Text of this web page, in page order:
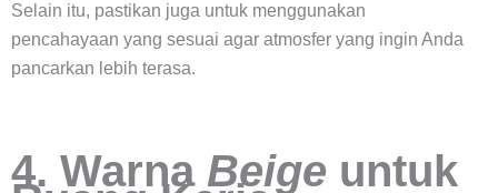
Selain itu, pastikan juga untuk menggunakan
pencahayaan yang sesuai agar atmosfer yang ingin Anda
pancarkan lebih terasa.
4. Warna Beige untuk